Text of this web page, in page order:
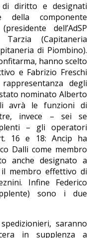
diritto e designati
della componente
dell’AdSP
Tarzia (Capitaneria
di Piombino).
hanno scelto
e Fabrizio Freschi
degli
nominato Alberto
avrà le funzioni di
invece – sei se
– gli operatori
16 e 18: Ancip ha
Dalli come membro
anche designato a
membro effettivo di
Infine Federico
sono i due
saranno
in supplenza a